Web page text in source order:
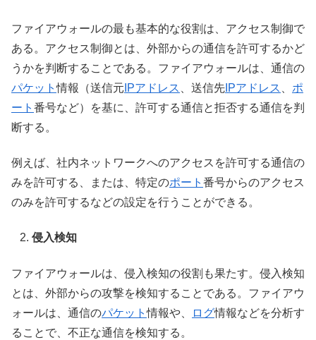
ファイアウォールの最も基本的な役割は、アクセス制御で
ある。アクセス制御とは、外部からの通信を許可するかど
うかを判断することである。ファイアウォールは、通信の
パケット情報（送信元 IPアドレス 、送信先 IPアドレス
ポ
ート 番号など）を基に、許可する通信と拒否する通信を判
断する。
例えば、社内ネットワークへのアクセスを許可する通信の
みを許可する、または、特定のポート 番号からのアクセス
のみを許可するなどの設定を行うことができる。
侵入検知
ファイアウォールは、侵入検知の役割も果たす。侵入検知
とは、外部からの攻撃を検知することである。ファイアウ
ォールは、通信のパケット情報や、 ログ情報などを分析す
ることで、不正な通信を検知する。